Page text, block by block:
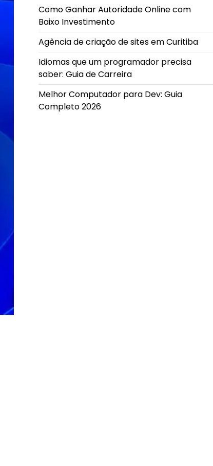
Como Ganhar Autoridade Online com
Baixo Investimento
Agência de criação de sites em Curitiba
Idiomas que um programador precisa
saber: Guia de Carreira
Melhor Computador para Dev: Guia
Completo 2026